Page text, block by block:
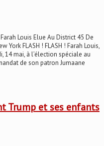
Louis Elue Au District 45 De
York FLASH ! FLASH ! Farah Louis,
14 mai, à l’élection spéciale au
de son patron Jumaane
Trump et ses enfants